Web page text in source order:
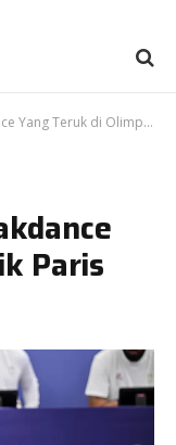
Teruk di Olimpik Paris
Paris